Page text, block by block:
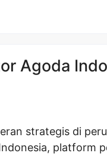
Agoda
strategis di
platform